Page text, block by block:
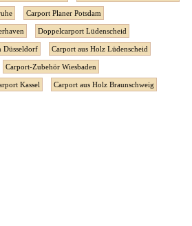
Carport Planer Potsdam
Doppelcarport Lüdenscheid
Düsseldorf Carport aus Holz Lüdenscheid
Carport-Zubehör Wiesbaden
Kassel Carport aus Holz Braunschweig